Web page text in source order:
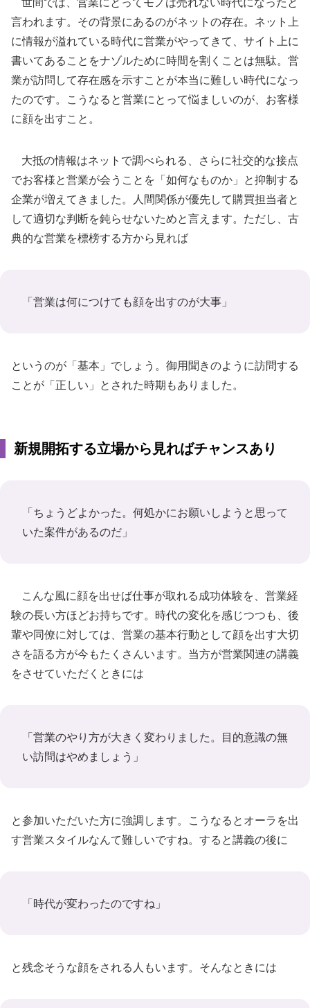
言われます。その背景にあるのがネットの存在。ネット上
に情報が溢れている時代に営業がやってきて、サイト上に
書いてあることをナゾルために時間を割くことは無駄。営
業が訪問して存在感を示すことが本当に難しい時代になっ
たのです。こうなると営業にとって悩ましいのが、お客様
に顔を出すこと。
大抵の情報はネットで調べられる、さらに社交的な接点
でお客様と営業が会うことを「如何なものか」と抑制する
企業が増えてきました。人間関係が優先して購買担当者と
して適切な判断を鈍らせないためと言えます。ただし、古
典的な営業を標榜する方から見れば
「営業は何につけても顔を出すのが大事」
というのが「基本」でしょう。御用聞きのように訪問する
ことが「正しい」とされた時期もありました。
新規開拓する立場から見ればチャンスあり
「ちょうどよかった。何処かにお願いしようと思って
いた案件があるのだ」
こんな風に顔を出せば仕事が取れる成功体験を、営業経
験の長い方ほどお持ちです。時代の変化を感じつつも、後
輩や同僚に対しては、営業の基本行動として顔を出す大切
さを語る方が今もたくさんいます。当方が営業関連の講義
をさせていただくときには
「営業のやり方が大きく変わりました。目的意識の無
い訪問はやめましょう」
と参加いただいた方に強調します。こうなるとオーラを出
す営業スタイルなんて難しいですね。すると講義の後に
「時代が変わったのですね」
と残念そうな顔をされる人もいます。そんなときには